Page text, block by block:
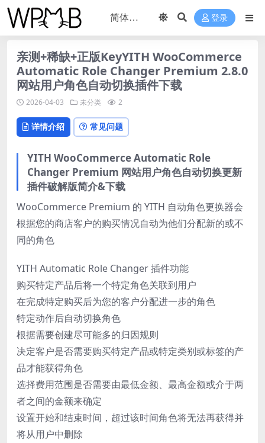
登录
亲测+稀缺+正版KeyYITH WooCommerce
Automatic Role Changer Premium 2.8.0
网站用户角色自动切换插件下载
2026-04-03 未分类 2
详情介绍 常见问题
YITH WooCommerce Automatic Role
Changer Premium 网站用户角色自动切换更新
插件破解版简介&下载
WooCommerce Premium 的 YITH 自动角色更换器会
根据您的商店客户的购买情况自动为他们分配新的或不
同的角色
YITH Automatic Role Changer 插件功能
购买特定产品后将一个特定角色关联到用户
在完成特定购买后为您的客户分配进一步的角色
特定动作后自动切换角色
根据需要创建尽可能多的归因规则
决定客户是否需要购买特定产品或特定类别或标签的产
品才能获得角色
选择费用范围是否需要由最低金额、最高金额或介于两
者之间的金额来确定
设置开始和结束时间，超过该时间角色将无法再获得并
将从用户中删除